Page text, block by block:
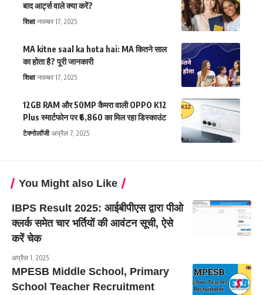
बाद आर्ट्स वाले क्या करें?
शिक्षा नवम्बर 17, 2025
MA kitne saal ka hota hai: MA कितने साल
का होता है? पूरी जानकारी
शिक्षा नवम्बर 17, 2025
12GB RAM और 50MP कैमरा वाली OPPO K12
Plus स्मार्टफोन पर ₹6,860 का मिल रहा डिस्काउंट
टेक्नोलॉजी अप्रैल 7, 2025
You Might also Like
IBPS Result 2025: आईबीपीएस द्वारा पीओ
क्लर्क समेत चार भर्तियों की आवंटन सूची, ऐसे
करें चेक
अप्रैल 1, 2025
MPESB Middle School, Primary
School Teacher Recruitment